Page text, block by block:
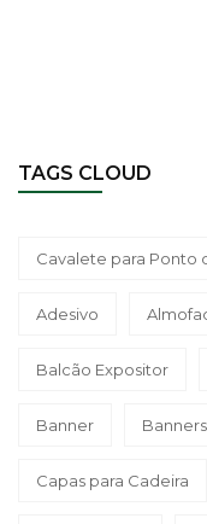
TAGS CLOUD
Cavalete para Ponto
Adesivo
Balcão Expositor
Banner
Capas para Cadeira